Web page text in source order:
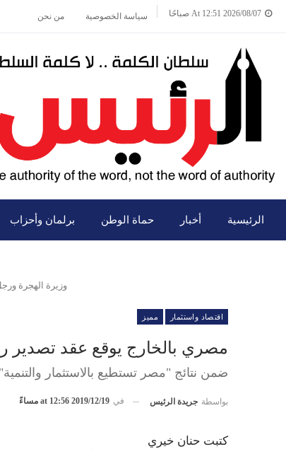
2026/08/07 At 12:51 صباحًا سياسة الخصوصية من نحن
الرئيسية أخبار حماة الوطن برلمان وأحزاب
وزيرة الهجرة
اقتصاد واستثمار مميز
مصري بالخارج يوقع عقد تصدير
ضمن نتائج "مصر تستطيع‏ بالاستثمار
بواسطة جريدة الرئيس في 2019/12/19 at 12:56 مساءً
كتبت حنان خيري